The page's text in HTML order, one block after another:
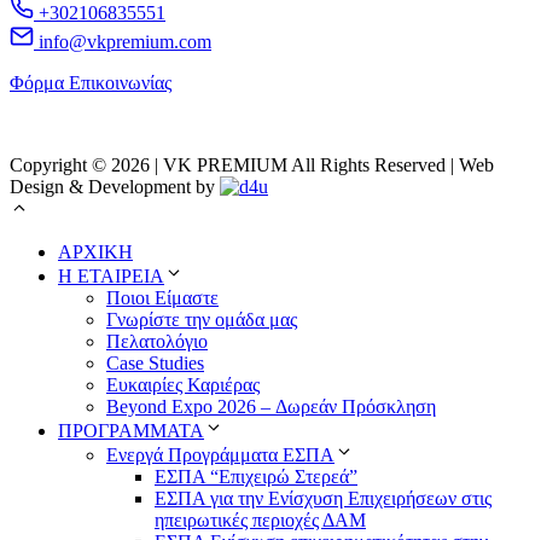
+302106835551
info@vkpremium.com
Φόρμα Eπικοινωνίας
Copyright © 2026 | VK PREMIUM All Rights Reserved | Web
Design & Development by
ΑΡΧΙΚΗ
Η ΕΤΑΙΡΕΙΑ
Ποιοι Είμαστε
Γνωρίστε την ομάδα μας
Πελατολόγιο
Case Studies
Ευκαιρίες Καριέρας
Beyond Expo 2026 – Δωρεάν Πρόσκληση
ΠΡΟΓΡΑΜΜΑΤΑ
Ενεργά Προγράμματα ΕΣΠΑ
ΕΣΠΑ “Επιχειρώ Στερεά”
ΕΣΠΑ για την Ενίσχυση Επιχειρήσεων στις
ηπειρωτικές περιοχές ΔΑΜ